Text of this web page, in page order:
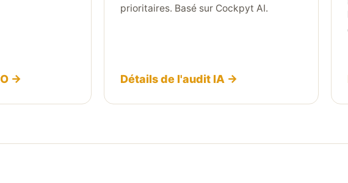
→
prioritaires. Basé sur Cockpyt AI.
Détails de l'audit IA →